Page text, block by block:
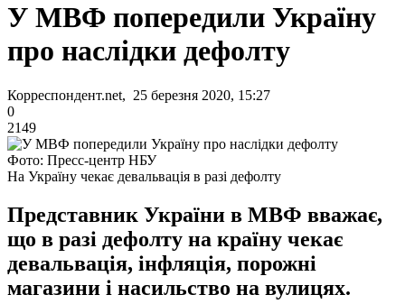
У МВФ попередили Україну
про наслідки дефолту
Корреспондент.net, 25 березня 2020, 15:27
0
2149
Фото: Пресс-центр НБУ
На Україну чекає девальвація в разі дефолту
Представник України в МВФ вважає,
що в разі дефолту на країну чекає
девальвація, інфляція, порожні
магазини і насильство на вулицях.